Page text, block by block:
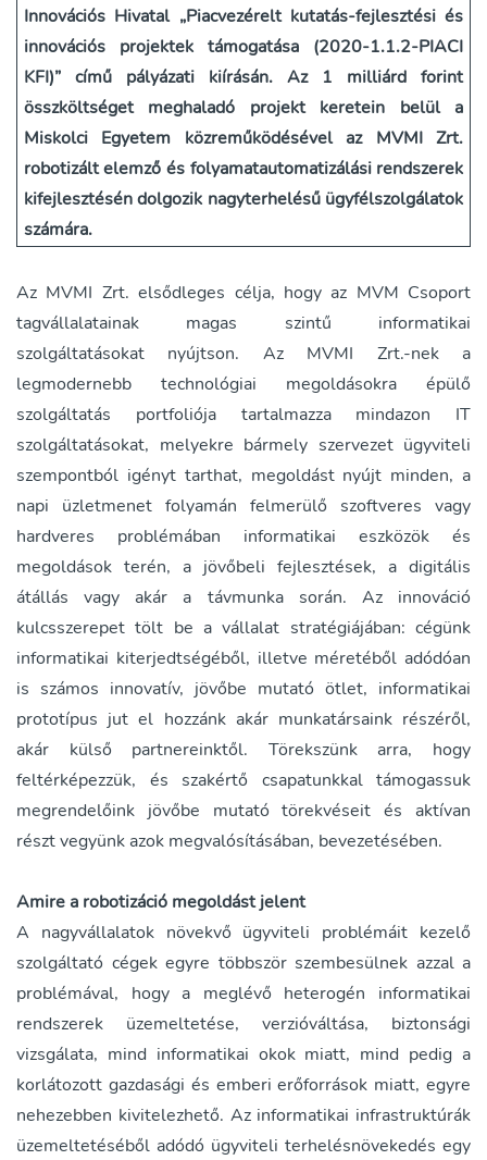
Innovációs Hivatal „Piacvezérelt kutatás-fejlesztési és
innovációs projektek támogatása (2020-1.1.2-PIACI
KFI)” című pályázati kiírásán. Az 1 milliárd forint
összköltséget meghaladó projekt keretein belül a
Miskolci Egyetem közreműködésével az MVMI Zrt.
robotizált elemző és folyamatautomatizálási rendszerek
kifejlesztésén dolgozik nagyterhelésű ügyfélszolgálatok
számára.
Az MVMI Zrt. elsődleges célja, hogy az MVM Csoport
tagvállalatainak magas szintű informatikai
szolgáltatásokat nyújtson. Az MVMI Zrt.-nek a
legmodernebb technológiai megoldásokra épülő
szolgáltatás portfoliója tartalmazza mindazon IT
szolgáltatásokat, melyekre bármely szervezet ügyviteli
szempontból igényt tarthat, megoldást nyújt minden, a
napi üzletmenet folyamán felmerülő szoftveres vagy
hardveres problémában informatikai eszközök és
megoldások terén, a jövőbeli fejlesztések, a digitális
átállás vagy akár a távmunka során. Az innováció
kulcsszerepet tölt be a vállalat stratégiájában: cégünk
informatikai kiterjedtségéből, illetve méretéből adódóan
is számos innovatív, jövőbe mutató ötlet, informatikai
prototípus jut el hozzánk akár munkatársaink részéről,
akár külső partnereinktől. Törekszünk arra, hogy
feltérképezzük, és szakértő csapatunkkal támogassuk
megrendelőink jövőbe mutató törekvéseit és aktívan
részt vegyünk azok megvalósításában, bevezetésében.
Amire a robotizáció megoldást jelent
A nagyvállalatok növekvő ügyviteli problémáit kezelő
szolgáltató cégek egyre többször szembesülnek azzal a
problémával, hogy a meglévő heterogén informatikai
rendszerek üzemeltetése, verzióváltása, biztonsági
vizsgálata, mind informatikai okok miatt, mind pedig a
korlátozott gazdasági és emberi erőforrások miatt, egyre
nehezebben kivitelezhető. Az informatikai infrastruktúrák
üzemeltetéséből adódó ügyviteli terhelésnövekedés egy